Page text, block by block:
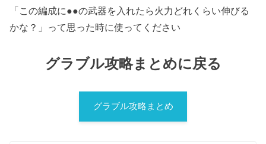
「この編成に●●の武器を入れたら火力どれくらい伸びる
かな？」って思った時に使ってください
グラブル攻略まとめに戻る
グラブル攻略まとめ